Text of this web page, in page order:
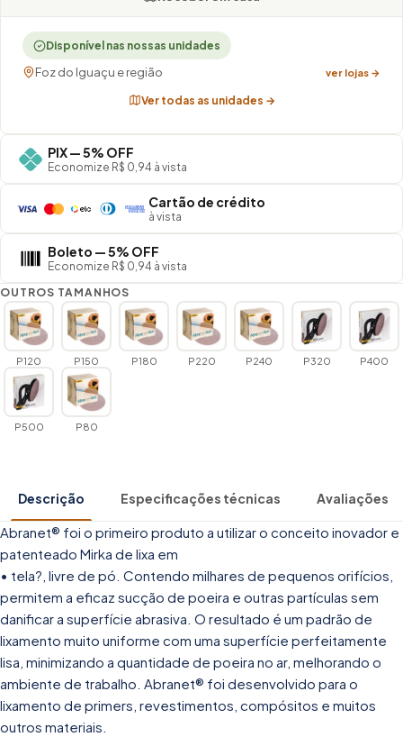
Disponível nas nossas unidades
Foz do Iguaçu e região ver lojas →
Ver todas as unidades →
PIX — 5% OFF
Economize R$ 0,94 à vista
Cartão de crédito
à vista
Boleto — 5% OFF
Economize R$ 0,94 à vista
OUTROS TAMANHOS
P120 P150 P180 P220 P240 P320 P400
P500 P80
Descrição Especificações técnicas Avaliações
Abranet® foi o primeiro produto a utilizar o conceito inovador e
patenteado Mirka de lixa em
• tela?, livre de pó. Contendo milhares de pequenos orifícios,
permitem a eficaz sucção de poeira e outras partículas sem
danificar a superfície abrasiva. O resultado é um padrão de
lixamento muito uniforme com uma superfície perfeitamente
lisa, minimizando a quantidade de poeira no ar, melhorando o
ambiente de trabalho. Abranet® foi desenvolvido para o
lixamento de primers, revestimentos, compósitos e muitos
outros materiais.